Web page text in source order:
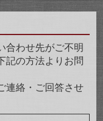
合わせ先がご不明
記の方法よりお問
連絡・ご回答させ